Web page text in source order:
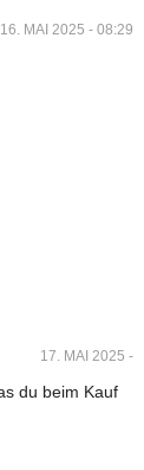
16. MAI 2025 - 08:29
17. MAI 2025 -